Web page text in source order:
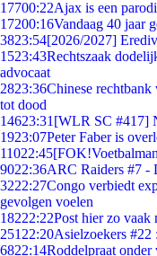
17700:22Ajax is een
17200:16Vandaag 40 jaar
3823:54[2026/2027]
1523:43Rechtszaak
advocaat
2823:36Chinese
tot dood
14623:31 [WLR SC #417]
1923:07Peter Faber is
11022:45
9022:36ARC Raiders #7 -
3222:27Congo verbiedt
gevolgen voelen
18222:22Post hier zo
251 22:20Asielzoekers #22
6822:14Roddelpraat onder